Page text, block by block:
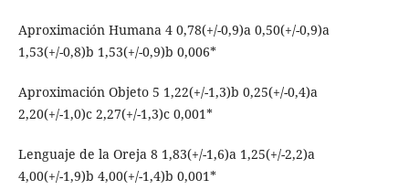
Aproximación Humana 4 0,78(+/-0,9)a 0,50(+/-0,9)a
1,53(+/-0,8)b 1,53(+/-0,9)b 0,006*
Aproximación Objeto 5 1,22(+/-1,3)b 0,25(+/-0,4)a
2,20(+/-1,0)c 2,27(+/-1,3)c 0,001*
Lenguaje de la Oreja 8 1,83(+/-1,6)a 1,25(+/-2,2)a
4,00(+/-1,9)b 4,00(+/-1,4)b 0,001*